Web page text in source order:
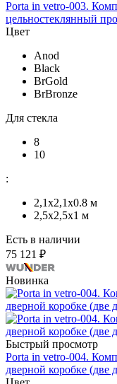
Porta in vetro-003.
цельностеклянный
Цвет
Anod
Black
BrGold
BrBronze
Для стекла
8
10
:
2,1x2,1х0.8 м
2,5x2,5х1 м
Есть в наличии
75 121 ₽
Новинка
Быстрый просмотр
Porta in vetro-004.
дверной коробке (две